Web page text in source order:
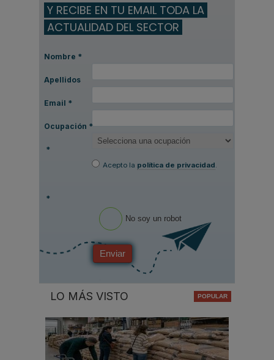
Y RECIBE EN TU EMAIL TODA LA
ACTUALIDAD DEL SECTOR
Nombre *
Apellidos
Email *
Ocupación *
*
Acepto la política de privacidad.
*
No soy un robot
Enviar
LO MÁS VISTO